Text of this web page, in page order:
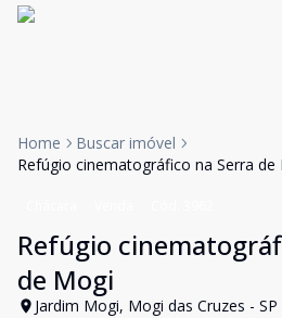
Home
Buscar imóvel
Refúgio cinematográfico na Serra de
Refúgio
de Mogi
Jardim Mogi, Mogi das Cruzes - SP